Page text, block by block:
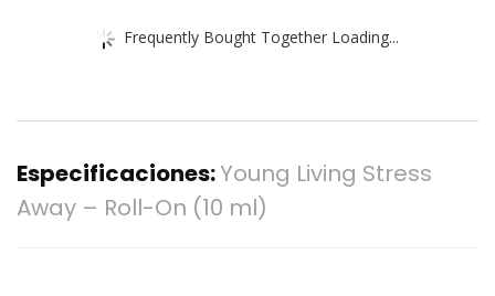
Frequently Bought Together Loading...
Especificaciones:Young Living Stress
Away – Roll-On (10 ml)